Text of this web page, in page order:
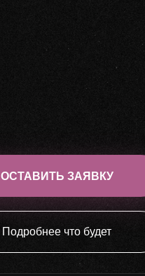
Подробнее что будет
ОСТАВИТЬ ЗАЯВКУ